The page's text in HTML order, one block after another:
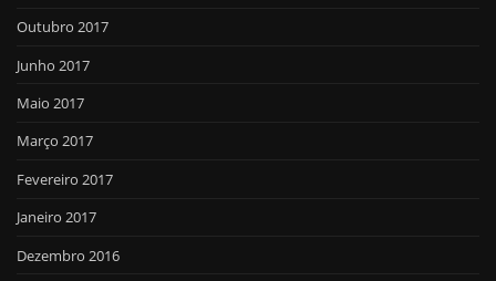
Outubro 2017
Junho 2017
Maio 2017
Março 2017
Fevereiro 2017
Janeiro 2017
Dezembro 2016